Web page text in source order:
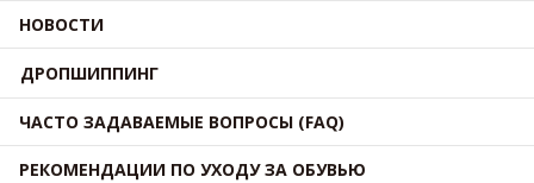
НОВОСТИ
ДРОПШИППИНГ
ЧАСТО ЗАДАВАЕМЫЕ ВОПРОСЫ (FAQ)
РЕКОМЕНДАЦИИ ПО УХОДУ ЗА ОБУВЬЮ